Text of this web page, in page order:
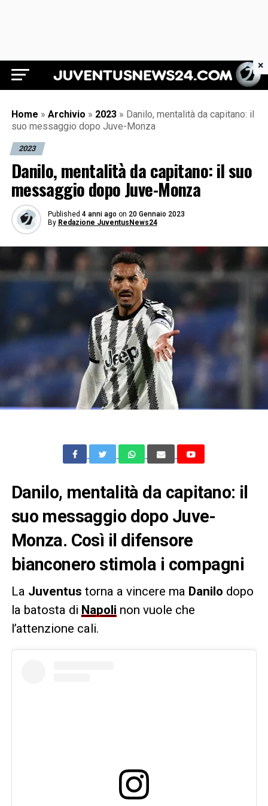
Juventus News 24
Home » Archivio » 2023 » Danilo, mentalità da capitano: il
suo messaggio dopo Juve-Monza
2023
Danilo, mentalità da capitano: il suo
messaggio dopo Juve-Monza
Published 4 anni ago on 20 Gennaio 2023
By Redazione JuventusNews24
Danilo, mentalità da capitano: il
suo messaggio dopo Juve-
Monza. Così il difensore
bianconero stimola i compagni
La Juventus torna a vincere ma Danilo dopo
la batosta di Napoli non vuole che
l’attenzione cali.
×